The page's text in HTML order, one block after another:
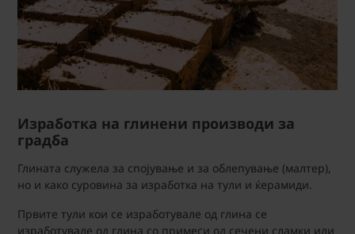
Изработка на глинени производи за
градба
Глината служела за спојување и за облепување (малтер),
но и како суровина за изработка на тули и ќерамиди.
Првите тули кои се изработувале од глина се
изработувале од глина со примеси од сечени сламки или